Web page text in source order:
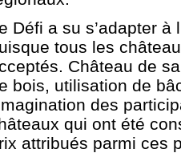
Défi a su s’adapter à
tous les
Château de
bois, utilisation de
des
qui ont été
attribués parmi ces